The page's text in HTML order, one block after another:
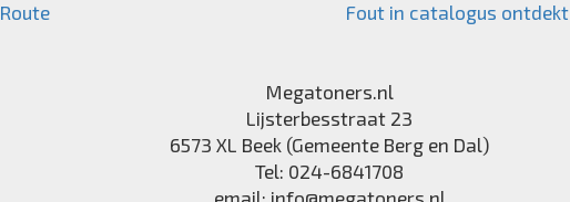
Route
Fout in catalogus ontdekt
Megatoners.nl
Lijsterbesstraat 23
6573 XL Beek (Gemeente Berg en Dal)
Tel: 024-6841708